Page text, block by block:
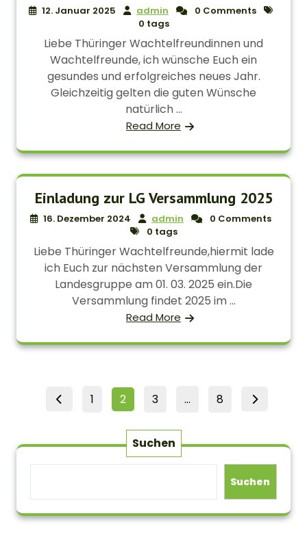
12. Januar 2025 admin
0 Comments
0 tags
Liebe Thüringer Wachtelfreundinnen und
Wachtelfreunde, ich wünsche Euch ein
gesundes und erfolgreiches neues Jahr.
Gleichzeitig gelten die guten Wünsche
natürlich ...
Read More
Einladung zur LG Versammlung 2025
16. Dezember 2024 admin
0 Comments
0 tags
Liebe Thüringer Wachtelfreunde,hiermit lade
ich Euch zur nächsten Versammlung der
Landesgruppe am 01. 03. 2025 ein.Die
Versammlung findet 2025 im ...
Read More
Seitennummerierung
Beiträge
Page
1 Page
2 Page
3 … Page
8
Suchen
Suchen